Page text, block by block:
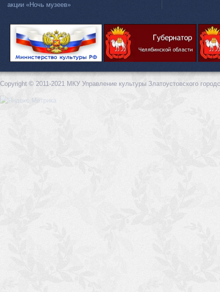
акции «Ночь музеев»
Copyright © 2011-2021 МКУ Управление культуры Златоустовского